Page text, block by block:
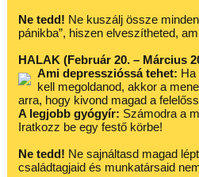
Ne tedd! Ne kuszálj össze
pánikba”, hiszen elveszítheted,
HALAK (Február 20. – Március
Ami depresszióssá tehet: Ha
kell megoldanod, akkor a
arra, hogy kivond magad a
A legjobb gyógyír: Számodra a
Iratkozz be egy festő körbe!
Ne tedd! Ne sajnáltasd magad
családtagjaid és munkatársaid